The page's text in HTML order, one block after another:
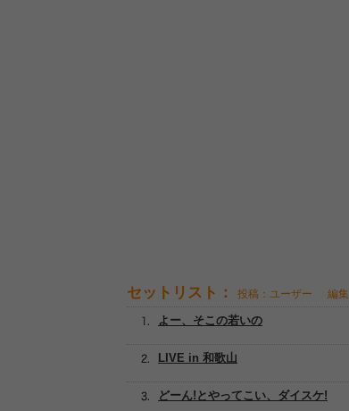
セットリスト： 投稿：ユーザー 編
LIVE in 和歌山
よー、そこの若いの
どーん!とやってこい、ダイスケ!